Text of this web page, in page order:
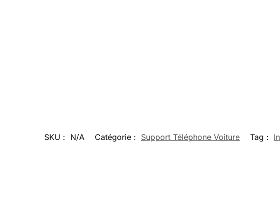
SKU : N/A Catégorie : Support Téléphone Voiture Tag :